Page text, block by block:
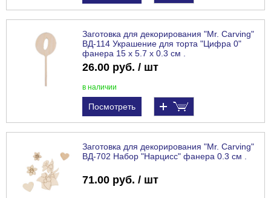
Заготовка для декорирования "Mr. Carving"
ВД-114 Украшение для торта "Цифра 0"
фанера 15 х 5.7 х 0.3 см .
26.00 руб. / шт
в наличии
Посмотреть
Заготовка для декорирования "Mr. Carving"
ВД-702 Набор "Нарцисс" фанера 0.3 см .
71.00 руб. / шт